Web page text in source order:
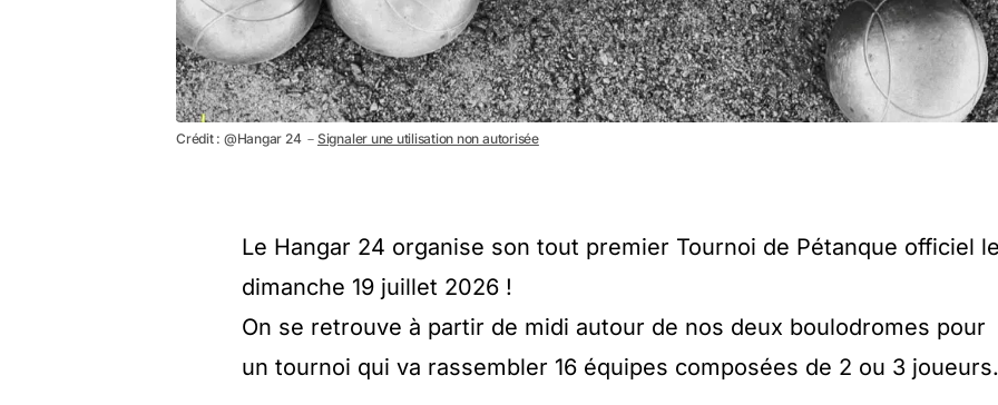
Crédit : @Hangar 24 － Signaler une utilisation non autorisée
Le Hangar 24 organise son tout premier Tournoi de Pétanque officiel
dimanche 19 juillet 2026 !
On se retrouve à partir de midi autour de nos deux boulodromes pour
un tournoi qui va rassembler 16 équipes composées de 2 ou 3 joueurs.